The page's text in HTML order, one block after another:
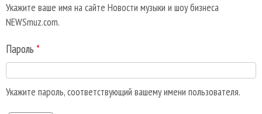
Укажите ваше имя на сайте Новости музыки и шоу бизнеса
NEWSmuz.com.
Пароль *
Укажите пароль, соответствующий вашему имени пользователя.